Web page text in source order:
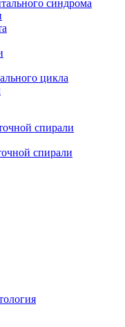
синдрома
цикла
спирали
спирали